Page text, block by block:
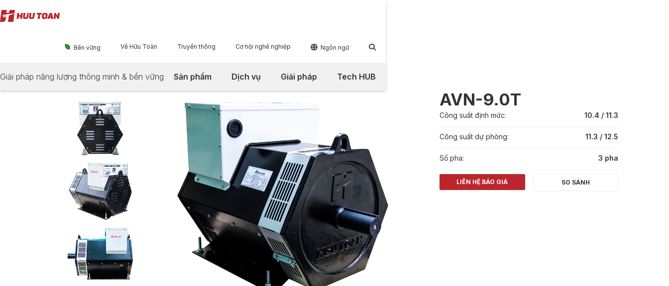
 Bền vững Về Hữu Toàn Truyền thông Cơ hội nghề nghiệp  Ngôn ngữ 
Sản phẩm Dịch vụ Giải pháp Tech HUB
Giải pháp năng lượng thông minh & bền vững
AVN-9.0T
Công suất định mức: 10.4 / 11.3
Công suất dự phòng: 11.3 / 12.5
Số pha: 3 pha
LIÊN HỆ BÁO GIÁ SO SÁNH